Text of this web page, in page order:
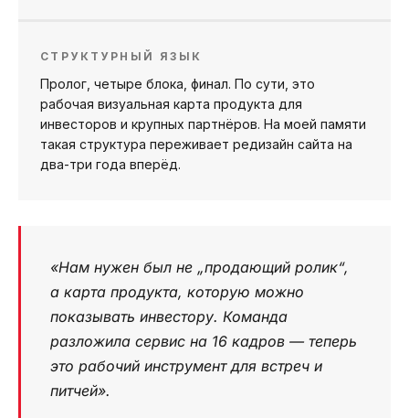
СТРУКТУРНЫЙ ЯЗЫК
Пролог, четыре блока, финал. По сути, это
рабочая визуальная карта продукта для
инвесторов и крупных партнёров. На моей памяти
такая структура переживает редизайн сайта на
два-три года вперёд.
«Нам нужен был не „продающий ролик“,
а карта продукта, которую можно
показывать инвестору. Команда
разложила сервис на 16 кадров — теперь
это рабочий инструмент для встреч и
питчей».